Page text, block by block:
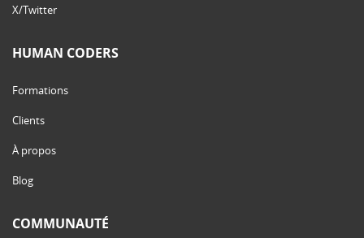
X/Twitter
HUMAN CODERS
Formations
Clients
À propos
Blog
COMMUNAUTÉ